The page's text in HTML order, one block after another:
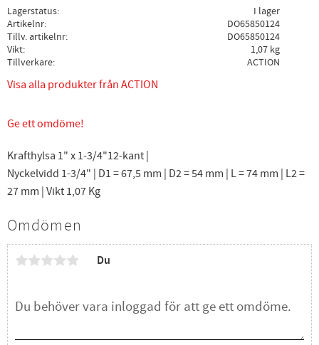
Lagerstatus
I lager
Artikelnr
DO65850124
Tillv. artikelnr
DO65850124
Vikt
1,07 kg
Tillverkare
ACTION
Visa alla produkter från ACTION
Ge ett omdöme!
Krafthylsa 1" x 1-3/4"12-kant |
Nyckelvidd 1-3/4" | D1 = 67,5 mm | D2 = 54 mm | L = 74 mm | L2 =
27 mm | Vikt 1,07 Kg
Omdömen
Du